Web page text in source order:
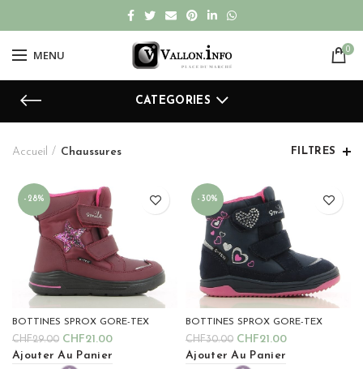
MENU 0
CATEGORIES
Accueil Chaussures FILTRES
-28%
BOTTINES SPROX GORE-TEX
CHF29.00 CHF21.00
Ajouter Au Panier
-30%
BOTTINES SPROX GORE-TEX
CHF30.00 CHF21.00
Ajouter Au Panier